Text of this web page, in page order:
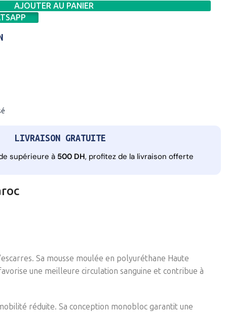
AJOUTER AU PANIER
LIVRAISON GRATUITE
supérieure à 500 DH, profitez de la livraison offerte
Sa mousse moulée en polyuréthane Haute
une meilleure circulation sanguine et contribue à
réduite. Sa conception monobloc garantit une